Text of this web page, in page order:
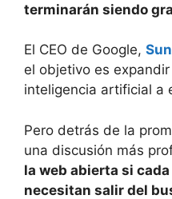
terminarán siendo
El CEO de Google,
el objetivo es
inteligencia artificial a
Pero detrás de la
una discusión más
la web abierta si
necesitan salir del